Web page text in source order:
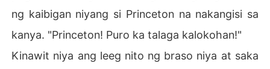
ng kaibigan niyang si Princeton na nakangisi sa
kanya. "Princeton! Puro ka talaga kalokohan!"
Kinawit niya ang leeg nito ng braso niya at saka